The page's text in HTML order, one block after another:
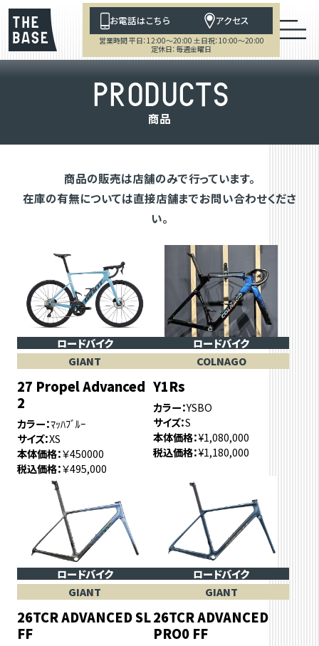
お電話はこちら アクセス
営業時間 平日：12:00～20:00 土日祝：10:00～20:00
定休日：毎週金曜日
PRODUCTS
商品
商品の販売は店舗のみで行っています。
在庫の有無については直接店舗までお問い合わせくださ
い。
ロードバイク
GIANT
27 Propel Advanced
2
カラー ﾏｯﾊﾌﾞﾙｰ
サイズ XS
本体価格 ￥450000
税込価格 ￥495,000
ロードバイク
COLNAGO
Y1Rs
カラー YSBO
サイズ S
本体価格 ¥1,080,000
税込価格 ¥1,180,000
ロードバイク
GIANT
26TCR ADVANCED SL
FF
ロードバイク
GIANT
26TCR ADVANCED
PRO0 FF